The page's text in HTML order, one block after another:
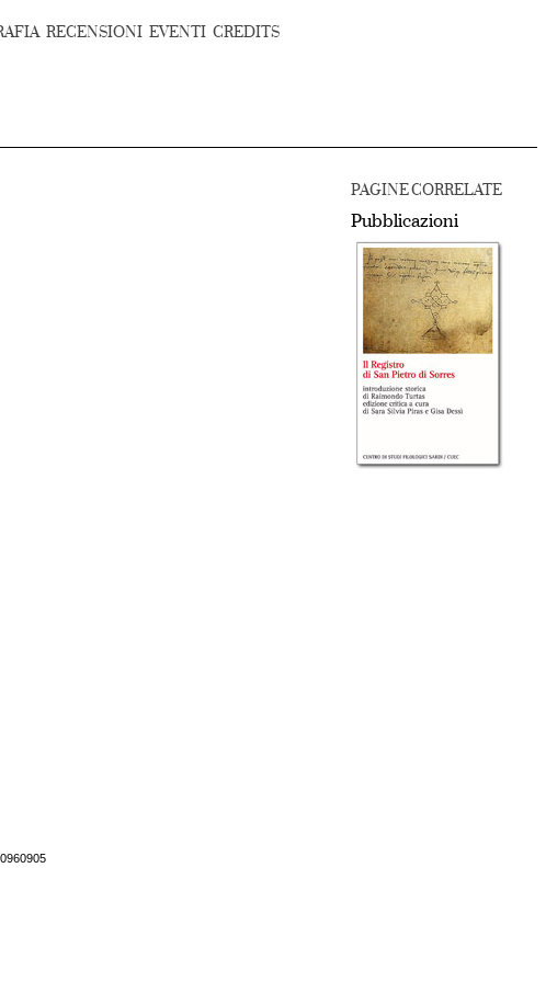
RECENSIONI EVENTI CREDITS
PAGINE CORRELATE
Pubblicazioni